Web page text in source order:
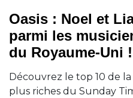
Oasis : Noel et
parmi les
du Royaume-Uni !
Découvrez le top 10 de
plus riches du Sunday